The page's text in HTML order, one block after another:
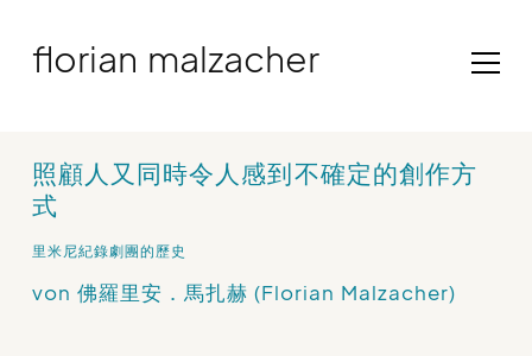
contentflorian malzacher
照顧人又同時令人感到不確定的創作方
式
里米尼紀錄劇團的歷史
von 佛羅里安．馬扎赫 (Florian Malzacher)